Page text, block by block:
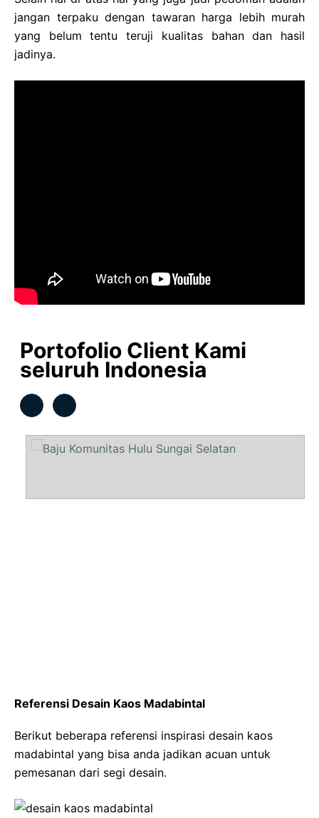
jangan terpaku dengan tawaran harga lebih murah
yang belum tentu teruji kualitas bahan dan hasil
jadinya.
Portofolio Client Kami
seluruh Indonesia
Referensi Desain Kaos Madabintal
Berikut beberapa referensi inspirasi desain kaos
madabintal yang bisa anda jadikan acuan untuk
pemesanan dari segi desain.